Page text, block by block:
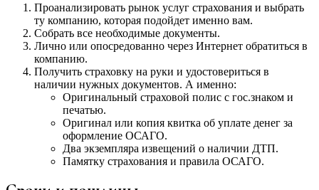
Проанализировать рынок услуг страхования и выбрать
ту компанию, которая подойдет именно вам.
Собрать все необходимые документы.
Лично или опосредованно через Интернет обратиться в
компанию.
Получить страховку на руки и удостовериться в
наличии нужных документов. А именно:
Оригинальный страховой полис с гос.знаком и
печатью.
Оригинал или копия квитка об уплате денег за
оформление ОСАГО.
Два экземпляра извещений о наличии ДТП.
Памятку страхования и правила ОСАГО.